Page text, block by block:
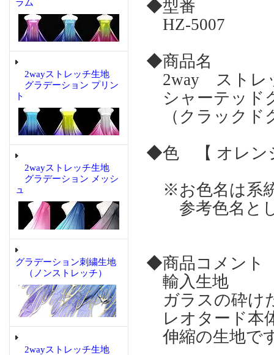
ラム
2wayストレッチ生地
グラデーション プリン
ト
2wayストレッチ生地
グラデーション メッシ
ュ
グラデーション刺繍生地
（ノンストレッチ）
2wayストレッチ生地
◆型番
HZ-5007
◆商品名
2way スト
シャーテッド
（クラックド
◆色 【 オレ
※お色名は系
参考色名とし
◆商品コメント
輸入生地
ガラスの砕け
レオタード本
伸縮の生地で